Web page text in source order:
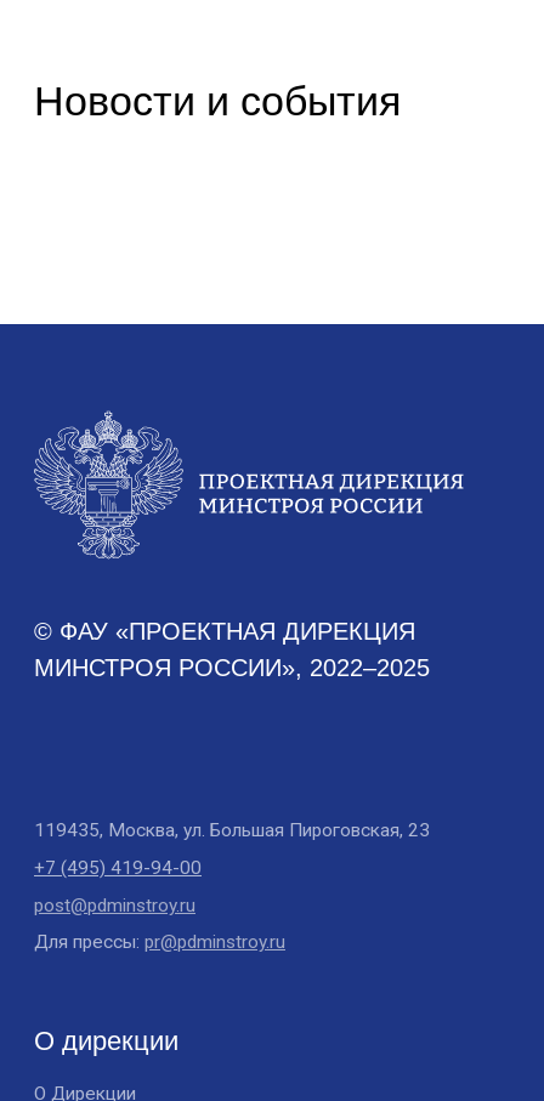
ФП «Жилье»
ФП «ФКГС»
Документы
Устав
Финансово-хозяйственная деятельность
Противодействие коррупции
Антимонопольное законодательство
Новости